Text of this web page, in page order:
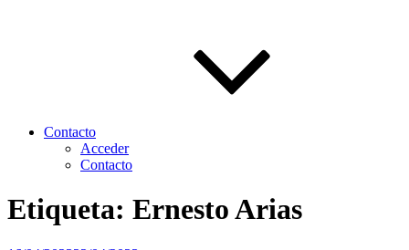
Contacto
Acceder
Contacto
Etiqueta: Ernesto Arias